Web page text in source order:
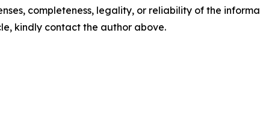
completeness, legality, or reliability of the
kindly contact the author above.